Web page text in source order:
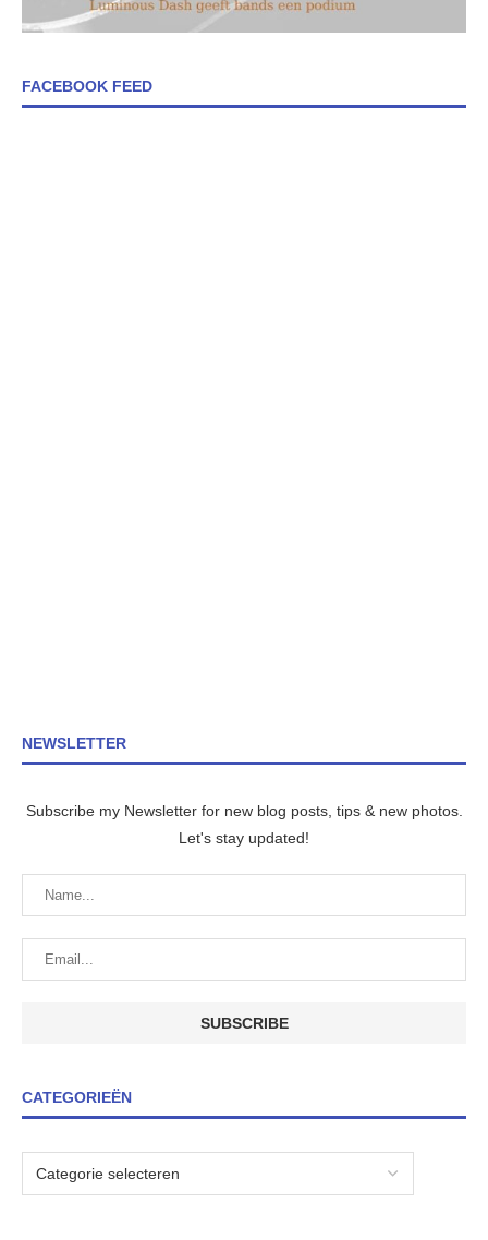
FACEBOOK FEED
NEWSLETTER
Subscribe my Newsletter for new blog posts, tips & new photos.
Let's stay updated!
CATEGORIEËN